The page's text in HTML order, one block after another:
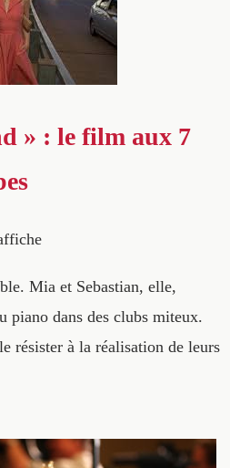
» : le film aux 7
Mia et Sebastian, elle,
piano dans des clubs miteux.
résister à la réalisation de leurs